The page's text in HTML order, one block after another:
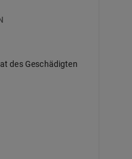
des Geschädigten